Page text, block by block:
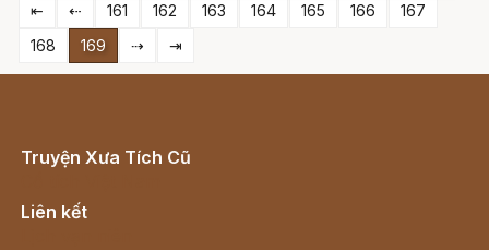
⇤ ⇠ 161 162 163 164 165 166
167
168
169 ⇢ ⇥
Truyện Xưa Tích Cũ
Liên kết